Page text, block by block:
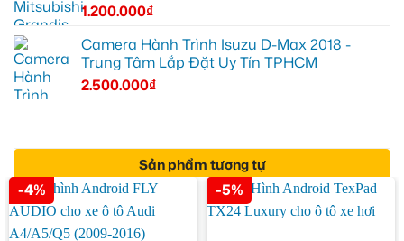
1.200.000₫
Camera Hành Trình Isuzu D-Max 2018 -
Trung Tâm Lắp Đặt Uy Tín TPHCM
2.500.000₫
Sản phẩm tương tự
-4% -5%